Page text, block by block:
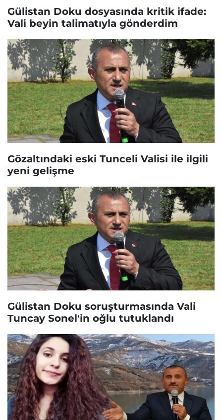
Gülistan Doku dosyasında kritik ifade:
Vali beyin talimatıyla gönderdim
Gözaltındaki eski Tunceli Valisi ile ilgili
yeni gelişme
Gülistan Doku soruşturmasında Vali
Tuncay Sonel'in oğlu tutuklandı